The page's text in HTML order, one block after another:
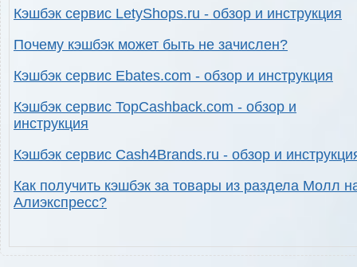
Кэшбэк сервис LetyShops.ru - обзор и инструкция
Почему кэшбэк может быть не зачислен?
Кэшбэк сервис Ebates.com - обзор и инструкция
Кэшбэк сервис TopCashback.com - обзор и
инструкция
Кэшбэк сервис Cash4Brands.ru - обзор и
Как получить кэшбэк за товары из раздела Молл
Алиэкспресс?